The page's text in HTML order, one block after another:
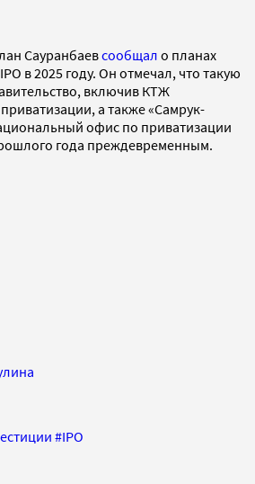
Сауранбаевсообщал о планах
в 2025 году. Он отмечал, что такую
включив КТЖ
а также «Самрук-
офис по приватизации
года преждевременным.
#IPO